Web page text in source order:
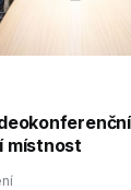
místnost